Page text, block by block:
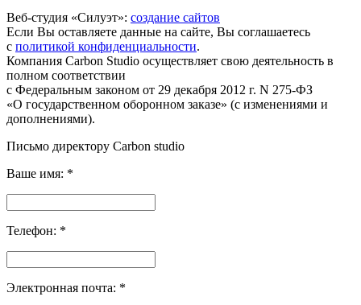
Веб-студия «Силуэт»: создание сайтов
Если Вы оставляете данные на сайте, Вы соглашаетесь
с политикой конфиденциальности.
Компания Carbon Studio осуществляет свою деятельность в
полном соответствии
с Федеральным законом от 29 декабря 2012 г. N 275-ФЗ
«О государственном оборонном заказе» (с изменениями и
дополнениями).
Письмо директору Carbon studio
Ваше имя: *
Телефон: *
Электронная почта: *